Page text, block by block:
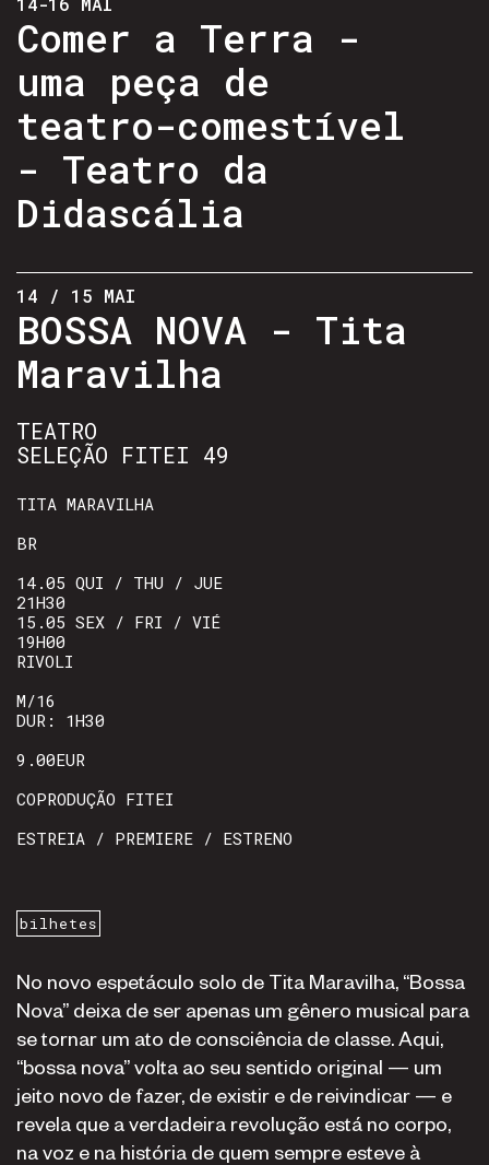
Comer a Terra -
uma peça de
teatro-comestível
- Teatro da
Didascália
14 / 15 MAI
BOSSA NOVA - Tita
Maravilha
TEATRO
SELEÇÃO FITEI 49
TITA MARAVILHA
BR
14.05 QUI / THU / JUE
21H30
15.05 SEX / FRI / VIÉ
19H00
RIVOLI
M/16
DUR: 1H30
9.00EUR
COPRODUÇÃO FITEI
ESTREIA / PREMIERE / ESTRENO
bilhetes
No novo espetáculo solo de Tita Maravilha, “Bossa
Nova” deixa de ser apenas um gênero musical para
se tornar um ato de consciência de classe. Aqui,
“bossa nova” volta ao seu sentido original — um
jeito novo de fazer, de existir e de reivindicar — e
revela que a verdadeira revolução está no corpo,
na voz e na história de quem sempre esteve à